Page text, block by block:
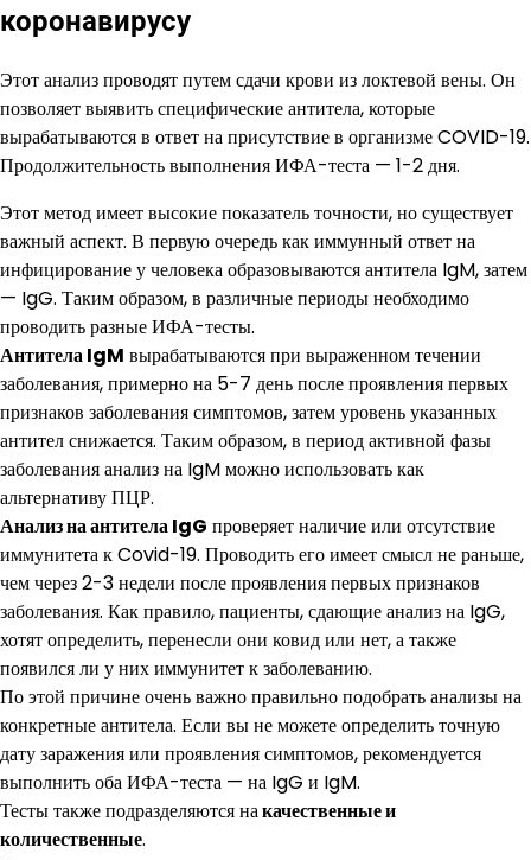
коронавирусу
Этот анализ проводят путем сдачи крови из локтевой вены. Он
позволяет выявить специфические антитела, которые
вырабатываются в ответ на присутствие в организме COVID-19.
Продолжительность выполнения ИФА-теста — 1-2 дня.
Этот метод имеет высокие показатель точности, но существует
важный аспект. В первую очередь как иммунный ответ на
инфицирование у человека образовываются антитела IgM, затем
— IgG. Таким образом, в различные периоды необходимо
проводить разные ИФА-тесты.
Антитела IgM вырабатываются при выраженном течении
заболевания, примерно на 5-7 день после проявления первых
признаков заболевания симптомов, затем уровень указанных
антител снижается. Таким образом, в период активной фазы
заболевания анализ на IgM можно использовать как
альтернативу ПЦР.
Анализ на антитела IgG проверяет наличие или отсутствие
иммунитета к Covid-19. Проводить его имеет смысл не раньше,
чем через 2-3 недели после проявления первых признаков
заболевания. Как правило, пациенты, сдающие анализ на IgG,
хотят определить, перенесли они ковид или нет, а также
появился ли у них иммунитет к заболеванию.
По этой причине очень важно правильно подобрать анализы на
конкретные антитела. Если вы не можете определить точную
дату заражения или проявления симптомов, рекомендуется
выполнить оба ИФА-теста — на IgG и IgM.
Тесты также подразделяются накачественные и
количественные.